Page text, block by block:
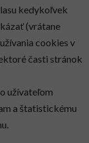
kedykoľvek
(vrátane
cookies v
časti stránok
užívateľom
a štatistickému